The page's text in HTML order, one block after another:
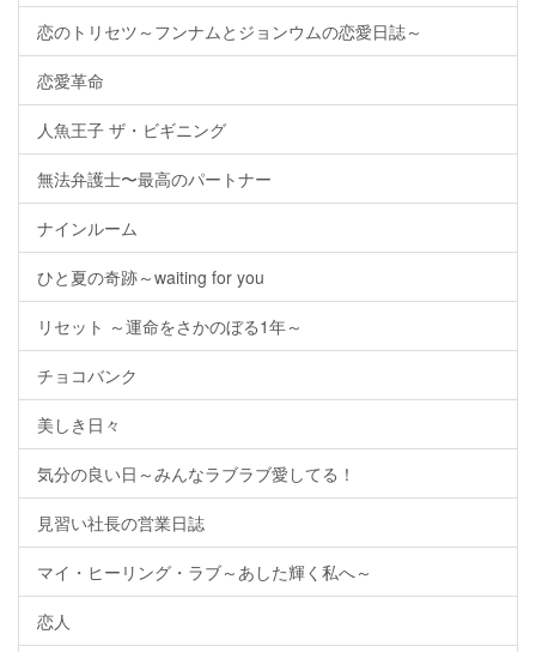
恋のトリセツ～フンナムとジョンウムの恋愛日誌～
恋愛革命
人魚王子 ザ・ビギニング
無法弁護士〜最高のパートナー
ナインルーム
ひと夏の奇跡～waiting for you
リセット ～運命をさかのぼる1年～
チョコバンク
美しき日々
気分の良い日～みんなラブラブ愛してる！
見習い社長の営業日誌
マイ・ヒーリング・ラブ～あした輝く私へ～
恋人